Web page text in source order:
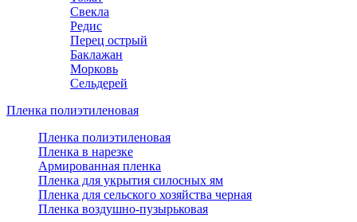
Свекла
Редис
Перец острый
Баклажан
Морковь
Сельдерей
Пленка полиэтиленовая
Пленка полиэтиленовая
Пленка в нарезке
Армированная пленка
Пленка для укрытия силосных ям
Пленка для сельского хозяйства черная
Пленка воздушно-пузырьковая